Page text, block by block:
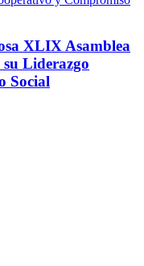
XLIX Asamblea
Liderazgo
Social